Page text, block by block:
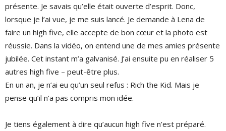
présente. Je savais qu’elle était ouverte d’esprit. Donc,
lorsque je l’ai vue, je me suis lancé. Je demande à Lena de
faire un high five, elle accepte de bon cœur et la photo est
réussie. Dans la vidéo, on entend une de mes amies présente
jubilée. Cet instant m’a galvanisé. J’ai ensuite pu en réaliser 5
autres high five – peut-être plus.
En un an, je n’ai eu qu’un seul refus : Rich the Kid. Mais je
pense qu’il n’a pas compris mon idée.
Je tiens également à dire qu’aucun high five n’est préparé.